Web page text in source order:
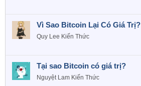
Vì Sao Bitcoin Lại Có Giá Trị?
Quy Lee Kiến Thức
Tại sao Bitcoin có giá trị?
Nguyệt Lam Kiến Thức